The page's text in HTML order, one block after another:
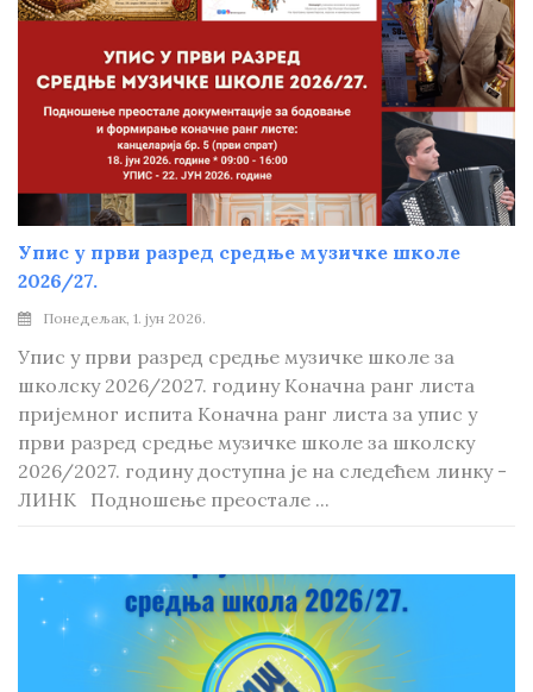
Упис у први разред средње музичке школе
2026/27.
Понедељак, 1. јун 2026.
Упис у први разред средње музичке школе за
школску 2026/2027. годину Коначна ранг листа
пријемног испита Коначна ранг листа за упис у
први разред средње музичке школе за школску
2026/2027. годину доступна је на следећем линку -
ЛИНК Подношење преостале ...